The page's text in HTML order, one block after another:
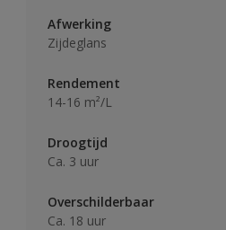
Afwerking
Zijdeglans
Rendement
14-16 m²/L
Droogtijd
Ca. 3 uur
Overschilderbaar
Ca. 18 uur